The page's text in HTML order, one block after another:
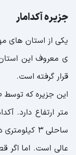
جزیره آکدامار
یکی از استان های
ی معروف این
قرار گرفته است.
این جزیره که
ساحلی 3
عالی است. اما اگر